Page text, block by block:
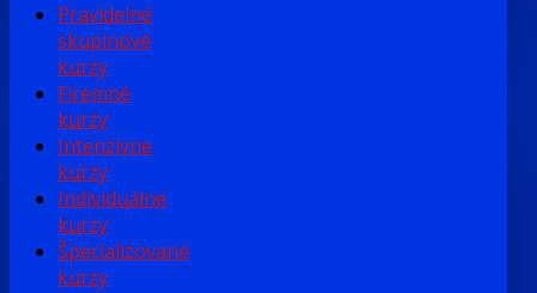
Pravidelné
skupinové
kurzy
Firemné
kurzy
Intenzívne
kurzy
Individuálne
kurzy
Špecializované
kurzy